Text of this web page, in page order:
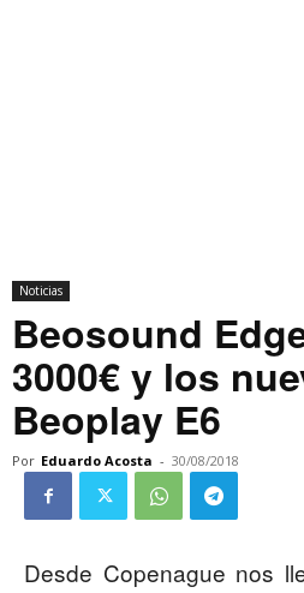
Noticias
Beosound
3000€ y los
Beoplay E6
Por Eduardo Acosta - 30/08/2018
Desde Copenague nos